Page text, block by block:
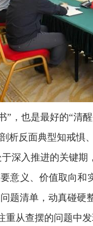
”，也是最好的“清
析反面典型知戒惧
深入推进的关键
意义、价值取向
题清单，动真碰
重从查摆的问题中